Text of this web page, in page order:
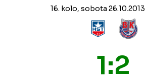
16. kolo, sobota 26.10.2013
1:2